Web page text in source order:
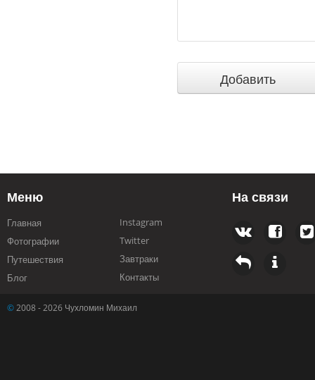
Меню
Главная
Фотографии
Путешествия
Блог
Instagram
Twitter
Завтраки
Контакты
На связи
© 2008 - 2026 Чухломин Михаил